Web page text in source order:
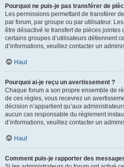
Pourquoi ne puis-je pas transférer de
Les permissions permettant de transférer
par forum, par groupe ou par utilisateur.
être désactivé le transfert de pièces jointes
certains groupes d’utilisateurs détiennent
d’informations, veuillez contacter un
Haut
Pourquoi ai-je reçu un avertissement ?
Chaque forum a son propre ensemble de
de ces règles, vous recevrez un
décision n’appartient qu’aux
aucun cas responsable du règlement
d’informations, veuillez contacter un
Haut
Comment puis-je rapporter des